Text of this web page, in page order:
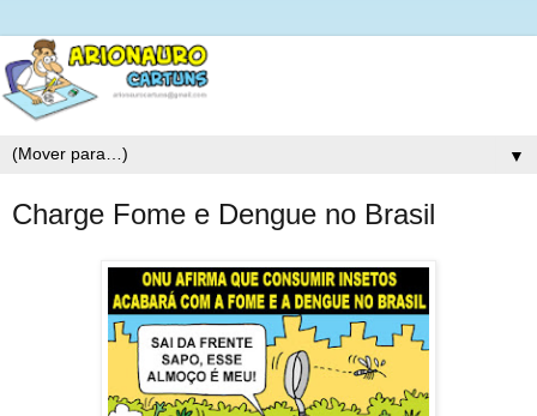
▼
Charge Fome e Dengue no Brasil